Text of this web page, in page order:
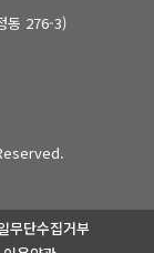
동 276-3)
무단수집거부